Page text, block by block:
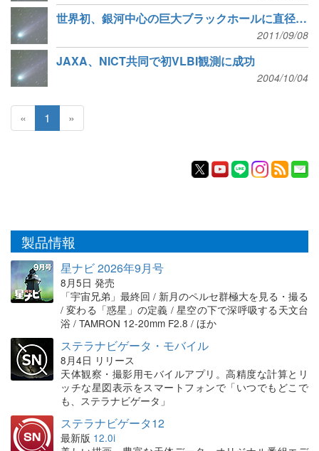
世界初、銀河中心の巨大ブラックホールに直径2個分まで肉薄
2011/09/08
JAXA、NICT共同で初VLBI観測に成功
2004/10/04
« 1 »
製品情報
星ナビ 2026年9月号
8月5日 発売
「宇宙兄弟」最終回 / 新月のペルセ群極大を見る・撮る
/ 変わる「惑星」の定義 / 星空の下で深呼吸する天文台
浴 / TAMRON 12-20mm F2.8 / ほか
ステラナビゲータ・モバイル
8月4日 リリース
天体観察・撮影用モバイルアプリ。高精度な計算とリ
ッチな星図表示をスマートフォンで「いつでもどこで
も、ステラナビゲータ」
ステラナビゲータ12
最新版 12.0i